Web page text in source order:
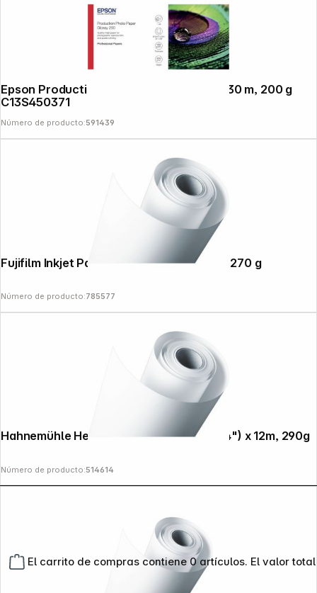
El carrito de compras contiene 0 artículos. El valor
Epson Production Photo Glossy 61 cm x 30 m, 200 g
C13S450371
Número de producto:591439
Fujifilm Inkjet Paper Satin 305 mm x 30 m 270 g
Número de producto:785577
Hahnemühle Hemp blanco mate 61cm (24") x 12m, 290g
Número de producto:514614